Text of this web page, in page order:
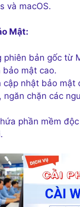
và macOS.
Mật:
phiên bản gốc từ
bảo mật cao.
cập nhật bảo mật
ngăn chặn các
phần mềm